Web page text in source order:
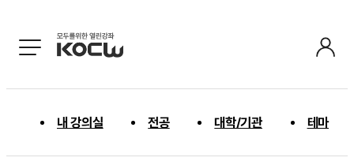
내 강의실 전공 대학/기관 테마